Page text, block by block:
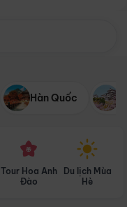
Hàn Quốc
Tour Hoa Anh
Đào
Du lịch Mùa
Hè